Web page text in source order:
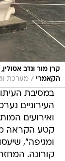
קרן מור ונדב
הקאמרי / מערכת
במסיבת
העירוניים
ואירועים
קטע הקראה
ומגיפה",
קורונה.